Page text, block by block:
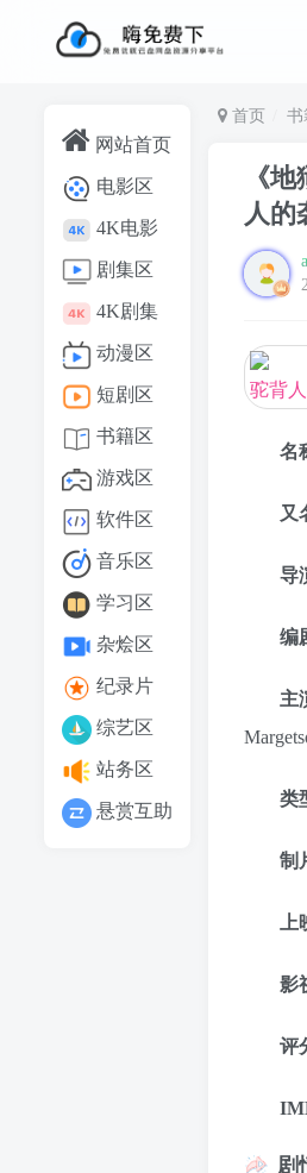
网站首页
电影区
4K电影
剧集区
4K剧集
动漫区
短剧区
书籍区
游戏区
软件区
音乐区
学习区
杂烩区
纪录片
综艺区
站务区
悬赏互助
首页 书
《
人的
名
又
导
编
主
类
制
影
评
剧